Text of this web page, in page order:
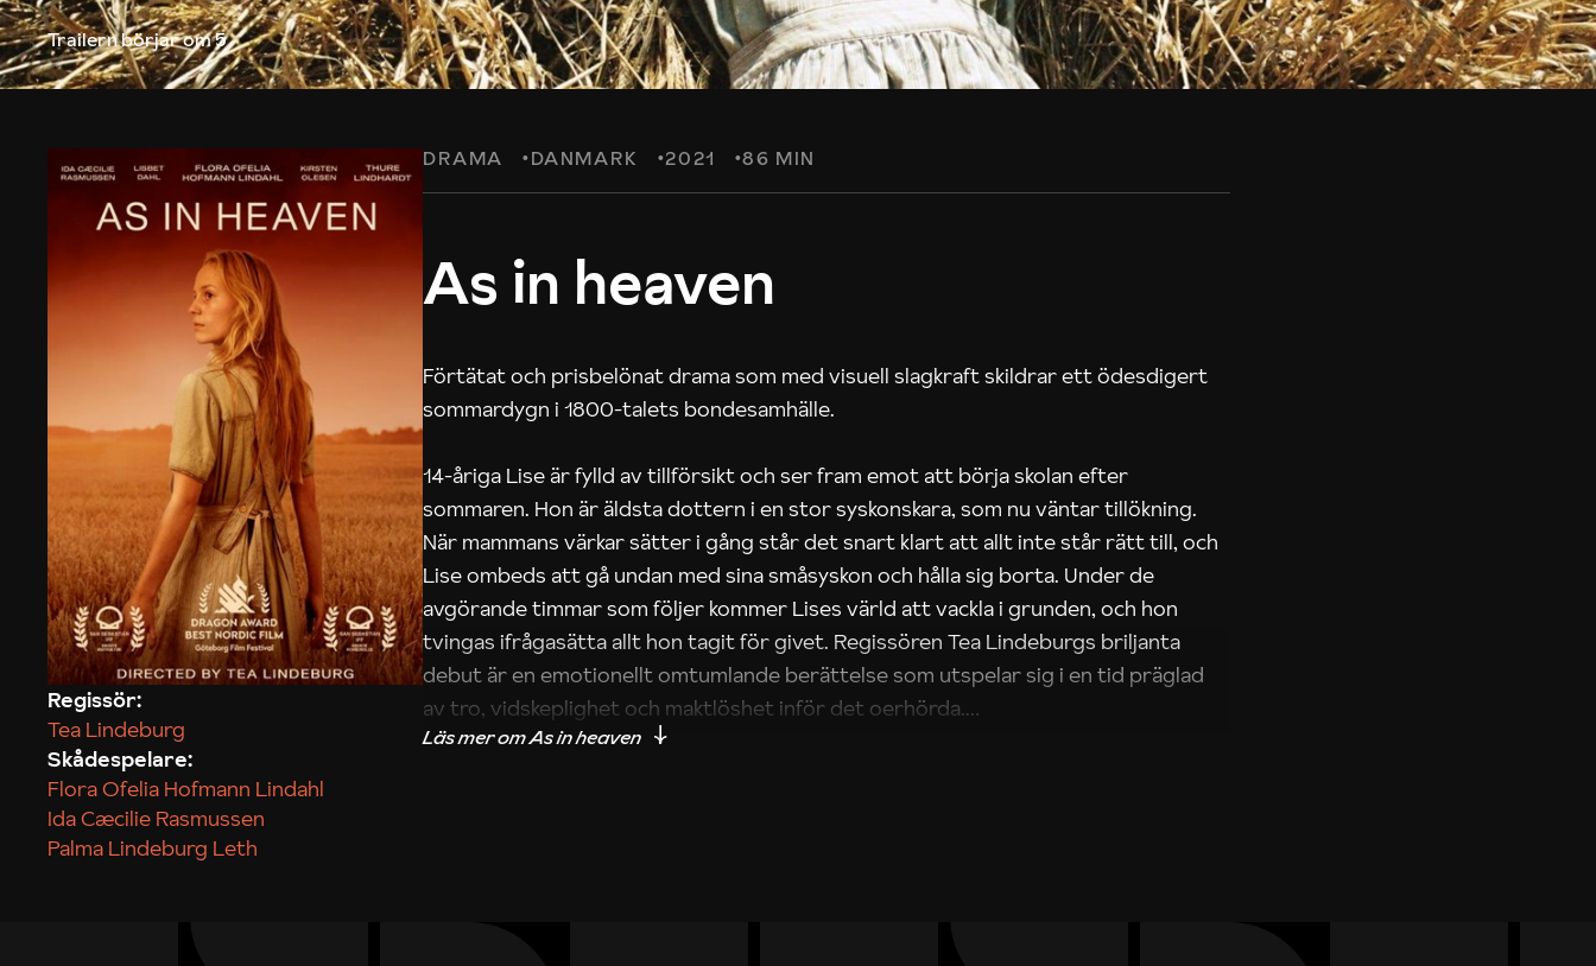
Trailern börjarom 5
DRAMA DANMARK 2021 86 MIN
As in heaven
Förtätat och prisbelönat drama som med visuell slagkraft skildrar ett ödesdigert
sommardygn i 1800-talets bondesamhälle.
14-åriga Lise är fylld av tillförsikt och ser fram emot att börja skolan efter
sommaren. Hon är äldsta dottern i en stor syskonskara, som nu väntar tillökning.
När mammans värkar sätter i gång står det snart klart att allt inte står rätt till, och
Lise ombeds att gå undan med sina småsyskon och hålla sig borta. Under de
avgörande timmar som följer kommer Lises värld att vackla i grunden, och hon
tvingas ifrågasätta allt hon tagit för givet. Regissören Tea Lindeburgs briljanta
debut är en emotionellt omtumlande berättelse som utspelar sig i en tid präglad
av tro, vidskeplighet och maktlöshet inför det oerhörda.
Regissör:
Tea Lindeburg
Skådespelare:
Flora Ofelia Hofmann Lindahl
Ida Cæcilie Rasmussen
Palma Lindeburg Leth